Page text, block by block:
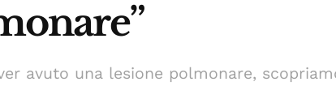
avuto una lesione polmonare,